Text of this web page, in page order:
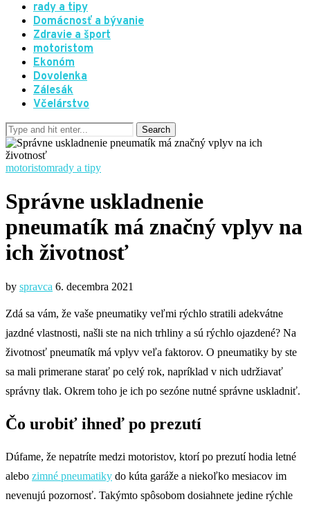
rady a tipy
Domácnosť a bývanie
Zdravie a šport
motoristom
Ekonóm
Dovolenka
Zálesák
Včelárstvo
motoristomrady a tipy
Správne uskladnenie
pneumatík má značný vplyv na
ich životnosť
by spravca 6. decembra 2021
Zdá sa vám, že vaše pneumatiky veľmi rýchlo stratili adekvátne
jazdné vlastnosti, našli ste na nich trhliny a sú rýchlo ojazdené? Na
životnosť pneumatík má vplyv veľa faktorov. O pneumatiky by ste
sa mali primerane starať po celý rok, napríklad v nich udržiavať
správny tlak. Okrem toho je ich po sezóne nutné správne uskladniť.
Čo urobiť ihneď po prezutí
Dúfame, že nepatríte medzi motoristov, ktorí po prezutí hodia letné
alebo zimné pneumatiky do kúta garáže a niekoľko mesiacov im
nevenujú pozornosť. Takýmto spôsobom dosiahnete jedine rýchle